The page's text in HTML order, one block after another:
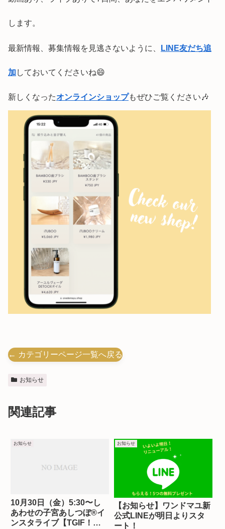
します。
最新情報、募集情報を見逃さないように、 LINE友だち追
加 しておいてくださいね😄
新しくなったオンラインショップもぜひご覧ください🎶
← カテゴリーページ一覧へ戻る
お知らせ
関連記事
お知らせ
10月30日（金）5:30〜し
あわせの子宮あしつぼ®︎イ
ンスタライブ【TGIF！あ
お知らせ
【お知らせ】ワンドマユ新
公式LINEが明日よりスタ
ート！